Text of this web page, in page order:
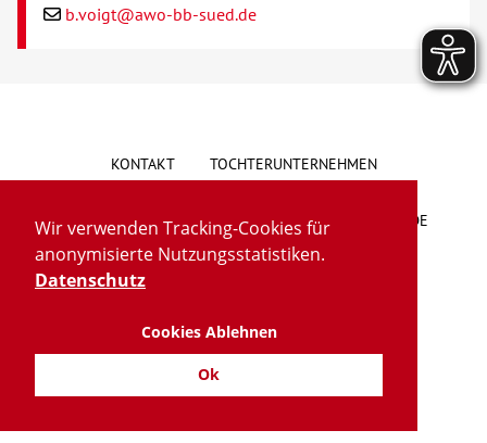
Wir verwenden Tracking-Cookies für
anonymisierte Nutzungsstatistiken.
Datenschutz
Cookies Ablehnen
Ok
b.voigt@awo-bb-sued.de
KONTAKT TOCHTERUNTERNEHMEN
HINWEISGEBERSYSTEM VORSCHLAG/BESCHWERDE
LIEFERKETTENGESETZ
IMPRESSUM DATENSCHUTZ